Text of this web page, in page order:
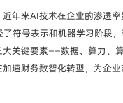
年来AI技术在企业的渗透
符号表示和机器学习阶段
关键要素——数据、算力、
速财务数智化转型，为企